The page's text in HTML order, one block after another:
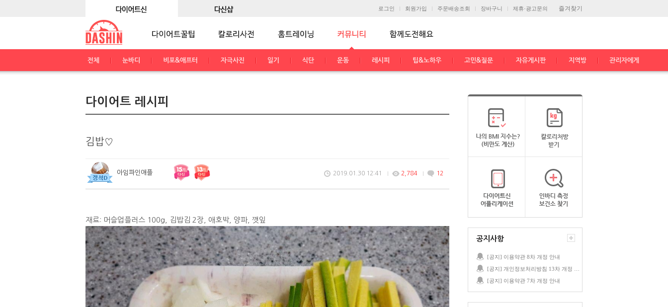
즐겨찾기
로그인 회원가입 주문배송조회 장바구니 제휴·광고문의
전체 눈바디 비포&애프터 자극사진 일기 식단 운동 레시피 팁&노하우 고민&질문 자유게시판 지역방 관리자에게
다이어트 레시피
김밥♡
아임파인애플 2019.01.30 12:41 2,784 12
재료: 머슬업플러스 100g, 김밥김 2장, 애호박, 양파, 깻잎
공지사항
[공지] 이용약관 8차 개정 안내
[공지] 이용약관 7차 개정 안내